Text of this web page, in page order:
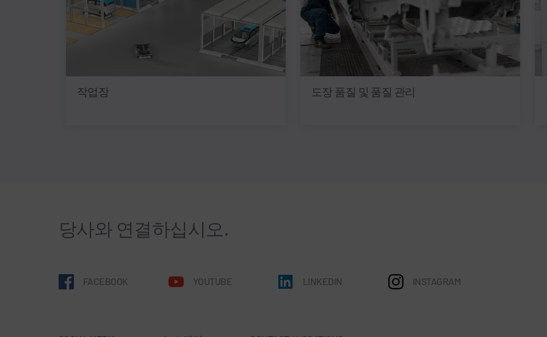
작업장 도장 품질 및 품질 관리
당사와 연결하십시오.
FACEBOOK YOUTUBE LINKEDIN INSTAGRAM